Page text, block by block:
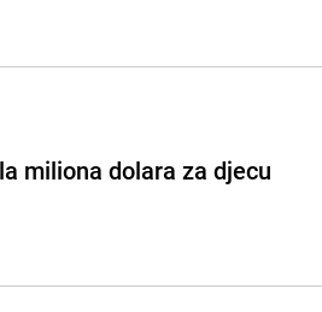
miliona dolara za djecu